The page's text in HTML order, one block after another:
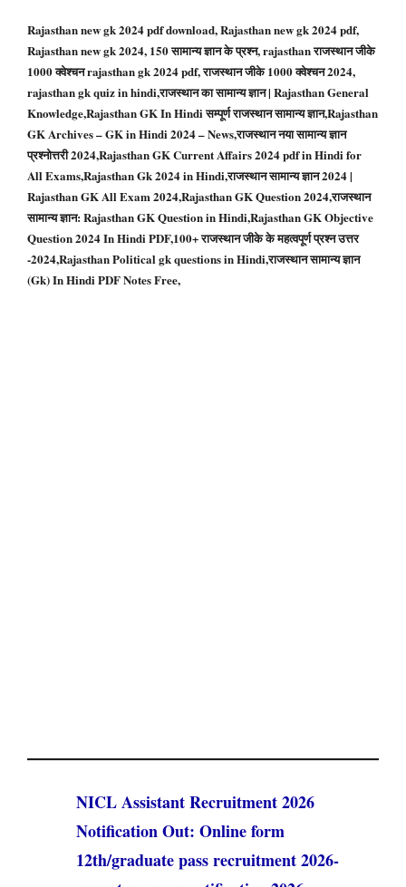
Rajasthan new gk 2024 pdf download, Rajasthan new gk 2024 pdf,
Rajasthan new gk 2024, 150 सामान्य ज्ञान के प्रश्न, rajasthan राजस्थान जीके
1000 क्वेश्चन rajasthan gk 2024 pdf, राजस्थान जीके 1000 क्वेश्चन 2024,
rajasthan gk quiz in hindi,राजस्थान का सामान्य ज्ञान | Rajasthan General
Knowledge,Rajasthan GK In Hindi सम्पूर्ण राजस्थान सामान्य ज्ञान,Rajasthan
GK Archives – GK in Hindi 2024 – News,राजस्थान नया सामान्य ज्ञान
प्रश्नोत्तरी 2024,Rajasthan GK Current Affairs 2024 pdf in Hindi for
All Exams,Rajasthan Gk 2024 in Hindi,राजस्थान सामान्य ज्ञान 2024 |
Rajasthan GK All Exam 2024,Rajasthan GK Question 2024,राजस्थान
सामान्य ज्ञान: Rajasthan GK Question in Hindi,Rajasthan GK Objective
Question 2024 In Hindi PDF,100+ राजस्थान जीके के महत्वपूर्ण प्रश्न उत्तर
-2024,Rajasthan Political gk questions in Hindi,राजस्थान सामान्य ज्ञान
(Gk) In Hindi PDF Notes Free,
NICL Assistant Recruitment 2026
Notification Out: Online form
12th/graduate pass recruitment 2026-